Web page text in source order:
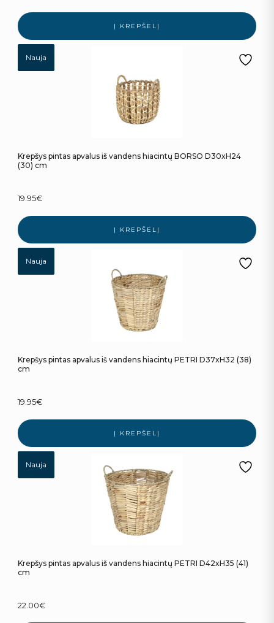
Į KREPŠELĮ
Nauja
Krepšys pintas apvalus iš vandens hiacintų BORSO D30xH24
(30) cm
19.95€
Į KREPŠELĮ
Nauja
Krepšys pintas apvalus iš vandens hiacintų PETRI D37xH32 (38)
cm
19.95€
Į KREPŠELĮ
Nauja
Krepšys pintas apvalus iš vandens hiacintų PETRI D42xH35 (41)
cm
22.00€